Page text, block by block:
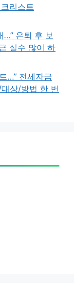
리스트
…” 은퇴 후 보
실수 많이 하
…” 전세자금
상/방법 한 번